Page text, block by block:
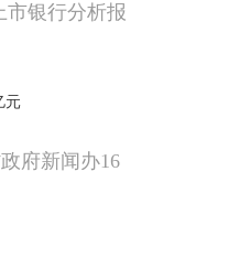
市银行分析报
元
府新闻办16